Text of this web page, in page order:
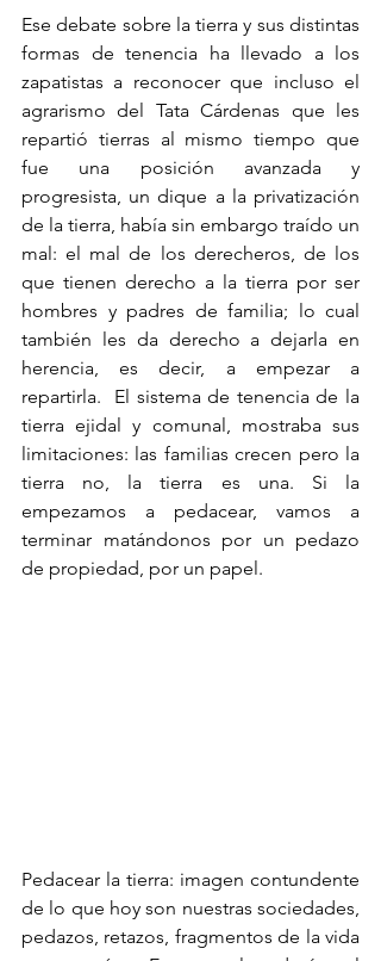
Ese debate sobre la tierra y sus distintas
formas de tenencia ha llevado a los
zapatistas a reconocer que incluso el
agrarismo del Tata Cárdenas que les
repartió tierras al mismo tiempo que
fue una posición avanzada y
progresista, un dique a la privatización
de la tierra, había sin embargo traído un
mal: el mal de los derecheros, de los
que tienen derecho a la tierra por ser
hombres y padres de familia; lo cual
también les da derecho a dejarla en
herencia, es decir, a empezar a
repartirla.  El sistema de tenencia de la
tierra ejidal y comunal, mostraba sus
limitaciones: las familias crecen pero la
tierra no, la tierra es una. Si la
empezamos a pedacear, vamos a
terminar matándonos por un pedazo
de propiedad, por un papel.
Pedacear la tierra: imagen contundente
de lo que hoy son nuestras sociedades,
pedazos, retazos, fragmentos de la vida